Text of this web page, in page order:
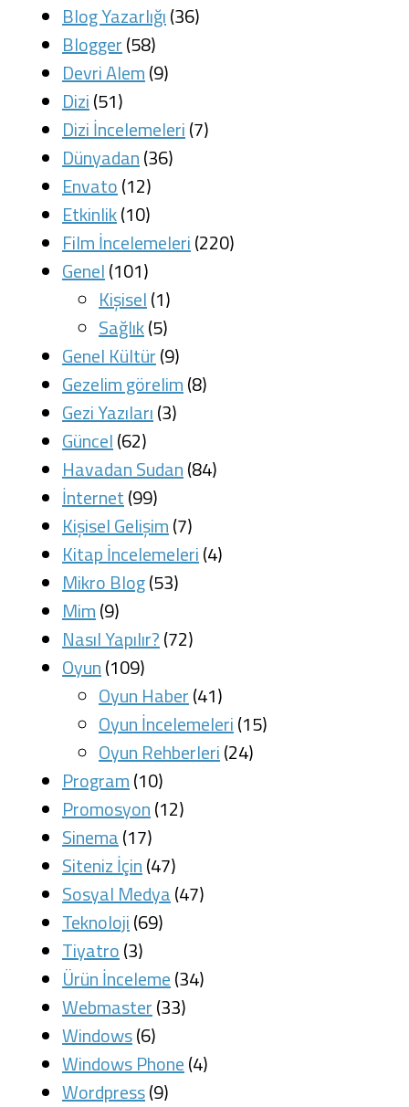
Blog Yazarlığı(36)
Blogger(58)
Devri Alem(9)
Dizi(51)
Dizi İncelemeleri(7)
Dünyadan(36)
Envato(12)
Etkinlik(10)
Film İncelemeleri(220)
Genel(101)
Kişisel(1)
Sağlık(5)
Genel Kültür(9)
Gezelim görelim(8)
Gezi Yazıları(3)
Güncel(62)
Havadan Sudan(84)
İnternet(99)
Kişisel Gelişim(7)
Kitap İncelemeleri(4)
Mikro Blog(53)
Mim(9)
Nasıl Yapılır?(72)
Oyun(109)
Oyun Haber(41)
Oyun İncelemeleri(15)
Oyun Rehberleri(24)
Program(10)
Promosyon(12)
Sinema(17)
Siteniz İçin(47)
Sosyal Medya(47)
Teknoloji(69)
Tiyatro(3)
Ürün İnceleme(34)
Webmaster(33)
Windows(6)
Windows Phone(4)
Wordpress(9)